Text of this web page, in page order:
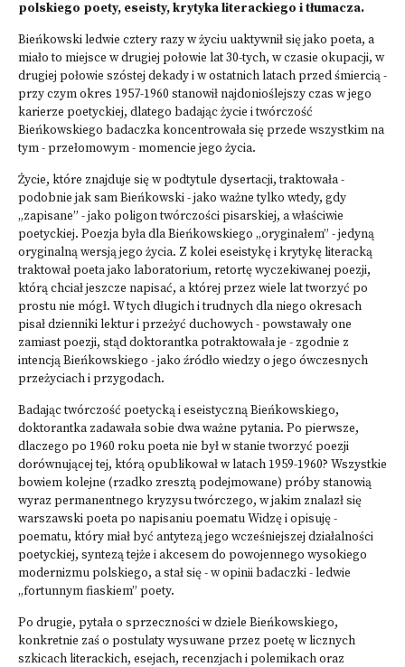
polskiego poety, eseisty, krytyka literackiego i tłumacza.
Bieńkowski ledwie cztery razy w życiu uaktywnił się jako poeta, a
miało to miejsce w drugiej połowie lat 30-tych, w czasie okupacji, w
drugiej połowie szóstej dekady i w ostatnich latach przed śmiercią -
przy czym okres 1957-1960 stanowił najdonioślejszy czas w jego
karierze poetyckiej, dlatego badając życie i twórczość
Bieńkowskiego badaczka koncentrowała się przede wszystkim na
tym - przełomowym - momencie jego życia.
Życie, które znajduje się w podtytule dysertacji, traktowała -
podobnie jak sam Bieńkowski - jako ważne tylko wtedy, gdy
„zapisane” - jako poligon twórczości pisarskiej, a właściwie
poetyckiej. Poezja była dla Bieńkowskiego „oryginałem” - jedyną
oryginalną wersją jego życia. Z kolei eseistykę i krytykę literacką
traktował poeta jako laboratorium, retortę wyczekiwanej poezji,
którą chciał jeszcze napisać, a której przez wiele lat tworzyć po
prostu nie mógł. W tych długich i trudnych dla niego okresach
pisał dzienniki lektur i przeżyć duchowych - powstawały one
zamiast poezji, stąd doktorantka potraktowała je - zgodnie z
intencją Bieńkowskiego - jako źródło wiedzy o jego ówczesnych
przeżyciach i przygodach.
Badając twórczość poetycką i eseistyczną Bieńkowskiego,
doktorantka zadawała sobie dwa ważne pytania. Po pierwsze,
dlaczego po 1960 roku poeta nie był w stanie tworzyć poezji
dorównującej tej, którą opublikował w latach 1959-1960? Wszystkie
bowiem kolejne (rzadko zresztą podejmowane) próby stanowią
wyraz permanentnego kryzysu twórczego, w jakim znalazł się
warszawski poeta po napisaniu poematu Widzę i opisuję -
poematu, który miał być antytezą jego wcześniejszej działalności
poetyckiej, syntezą tejże i akcesem do powojennego wysokiego
modernizmu polskiego, a stał się - w opinii badaczki - ledwie
„fortunnym fiaskiem” poety.
Po drugie, pytała o sprzeczności w dziele Bieńkowskiego,
konkretnie zaś o postulaty wysuwane przez poetę w licznych
szkicach literackich, esejach, recenzjach i polemikach oraz